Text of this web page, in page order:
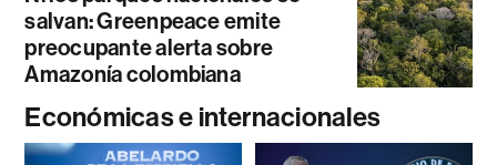
salvan: Greenpeace emite
preocupante alerta sobre
Amazonía colombiana
Económicas e internacionales